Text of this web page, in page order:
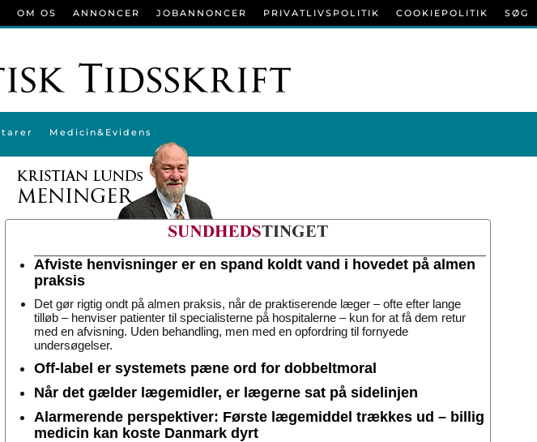
Medicin&Evidens
OM OS ANNONCER JOBANNONCER PRIVATLIVSPOLITIK COOKIEPOLITIK SØG
Afviste henvisninger er en spand koldt vand i hovedet på almen
praksis
Det gør rigtig ondt på almen praksis, når de praktiserende læger – ofte efter lange
tilløb – henviser patienter til specialisterne på hospitalerne – kun for at få dem retur
med en afvisning. Uden behandling, men med en opfordring til fornyede
undersøgelser.
Off-label er systemets pæne ord for dobbeltmoral
Når det gælder lægemidler, er lægerne sat på sidelinjen
Alarmerende perspektiver: Første lægemiddel trækkes ud – billig
medicin kan koste Danmark dyrt